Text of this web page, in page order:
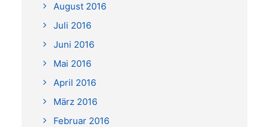
August 2016
Juli 2016
Juni 2016
Mai 2016
April 2016
März 2016
Februar 2016